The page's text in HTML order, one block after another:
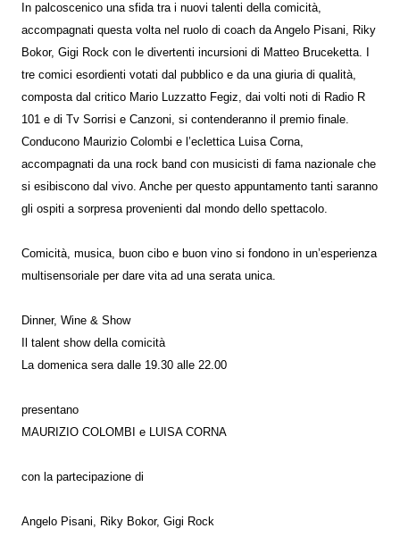
In palcoscenico una sfida tra i nuovi talenti della comicità,
accompagnati questa volta nel ruolo di coach da Angelo Pisani, Riky
Bokor, Gigi Rock con le divertenti incursioni di Matteo Bruceketta. I
tre comici esordienti votati dal pubblico e da una giuria di qualità,
composta dal critico Mario Luzzatto Fegiz, dai volti noti di Radio R
101 e di Tv Sorrisi e Canzoni, si contenderanno il premio finale.
Conducono Maurizio Colombi e l’eclettica Luisa Corna,
accompagnati da una rock band con musicisti di fama nazionale che
si esibiscono dal vivo. Anche per questo appuntamento tanti saranno
gli ospiti a sorpresa provenienti dal mondo dello spettacolo.
Comicità, musica, buon cibo e buon vino si fondono in un’esperienza
multisensoriale per dare vita ad una serata unica.
Dinner, Wine & Show
Il talent show della comicità
La domenica sera dalle 19.30 alle 22.00
presentano
MAURIZIO COLOMBI e LUISA CORNA
con la partecipazione di
Angelo Pisani, Riky Bokor, Gigi Rock